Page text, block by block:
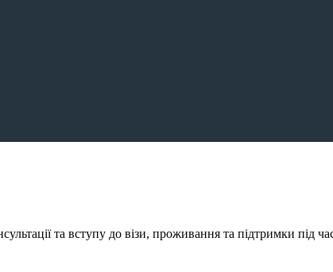
та вступу до візи, проживання та підтримки під